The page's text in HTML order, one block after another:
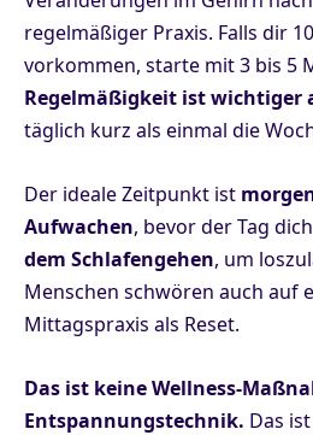
regelmäßiger Praxis. Falls dir
vorkommen, starte mit 3 bis 5
Regelmäßigkeit ist wichtiger
täglich kurz als einmal die
Der ideale Zeitpunkt ist
Aufwachen, bevor der Tag
dem Schlafengehen, um
Menschen schwören auch auf
Mittagspraxis als Reset.
Das ist keine Wellness-
Entspannungstechnik. Das